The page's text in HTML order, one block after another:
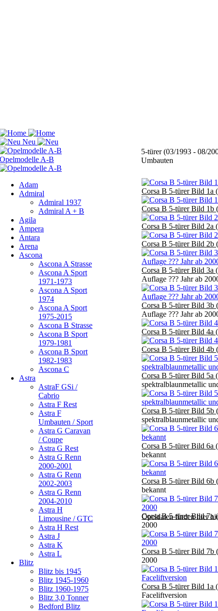
Adam
Admiral
Admiral 1937
Admiral A + B
Agila
Ampera
Antara
Arena
Ascona
Ascona A Strasse
Ascona A Sport
1971-1973
Ascona A Sport
1974
Ascona A Sport
1975-2015
Ascona B Strasse
Ascona B Sport
1979-1981
Ascona B Sport
1982-1983
Ascona C
Astra
AstraF GSi /
Cabrio
Astra F Rest
Astra F
Umbauten / Sport
Astra G Caravan
/ Coupe
Astra G Rest
Astra G Renn
2000-2001
Astra G Renn
2002-2003
Astra G Renn
2004-2010
Astra H
Limousine / GTC
Astra H Rest
Astra J
Astra K
Astra L
Blitz
Blitz bis 1945
Blitz 1945-1960
Blitz 1960-1975
Blitz 3,0 Tonner
Bedford Blitz
Opeldaten finden hier
Corsa B 5-türer Bild 1a
Corsa B 5-türer Bild 1b
Corsa B 5-türer Bild 2a
Corsa B 5-türer Bild 2b
Corsa B 5-türer Bild 3a
Auflage ??? Jahr ab
Corsa B 5-türer Bild 3b
Auflage ??? Jahr ab
Corsa B 5-türer Bild 4a
Corsa B 5-türer Bild 4b
Corsa B 5-türer Bild 5a
spektralblaunmetallic
Corsa B 5-türer Bild 5b
spektralblaunmetallic
Corsa B 5-türer Bild 6a
bekannt
Corsa B 5-türer Bild 6b
bekannt
Corsa B 5-türer Bild 7a
2000
Corsa B 5-türer Bild 7b
2000
Corsa B 5-türer Bild 1a
Faceliftversion
5-türer (03/1993 - 08/
Umbauten